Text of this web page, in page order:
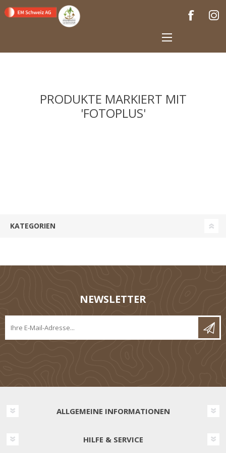
PRODUKTE MARKIERT MIT
'FOTOPLUS'
KATEGORIEN
NEWSLETTER
ALLGEMEINE INFORMATIONEN
HILFE & SERVICE